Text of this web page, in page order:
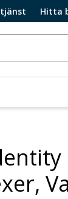
Hitta